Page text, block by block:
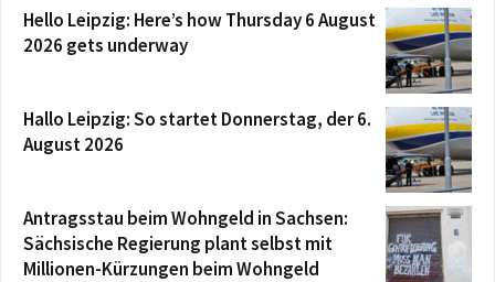
Hello Leipzig: Here’s how Thursday 6 August
2026 gets underway
Hallo Leipzig: So startet Donnerstag, der 6.
August 2026
Antragsstau beim Wohngeld in Sachsen:
Sächsische Regierung plant selbst mit
Millionen-Kürzungen beim Wohngeld